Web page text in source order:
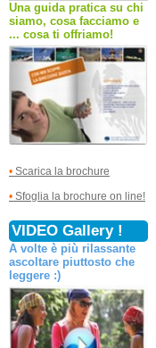
Una guida pratica su chi
siamo, cosa facciamo e
... cosa ti offriamo!
• Scarica la brochure
• Sfoglia la brochure on line!
VIDEO Gallery !
A volte è più rilassante
ascoltare piuttosto che
leggere :)